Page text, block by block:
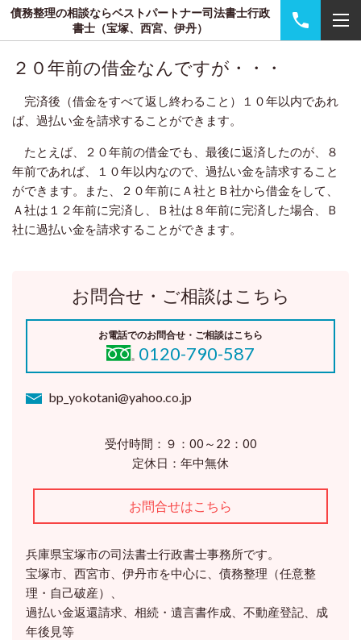
債務整理の相談ならベストパートナー司法書士行政
書士（宝塚、西宮、伊丹）
２０年前の借金なんですが・・・
完済後（借金をすべて返し終わること）１０年以内であれ
ば、過払い金を請求することができます。
たとえば、２０年前の借金でも、最後に返済したのが、８
年前であれば、１０年以内なので、過払い金を請求すること
ができます。また、２０年前にＡ社とＢ社から借金をして、
Ａ社は１２年前に完済し、Ｂ社は８年前に完済した場合、Ｂ
社に過払い金を請求することができます。
お問合せ・ご相談はこちら
お電話でのお問合せ・ご相談はこちら
0120-790-587
bp_yokotani@yahoo.co.jp
受付時間：９：00～22：00
定休日：年中無休
お問合せはこちら
兵庫県宝塚市の司法書士行政書士事務所です。
宝塚市、西宮市、伊丹市を中心に、債務整理（任意整
理・自己破産）、
過払い金返還請求、相続・遺言書作成、不動産登記、成
年後見等